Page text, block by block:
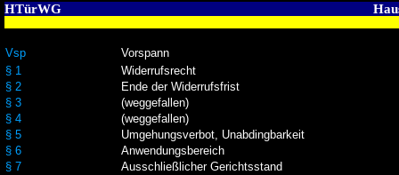
HTürWG
Vsp
Vorspann
§ 1
§ 2
§ 3
§ 4
§ 5
§ 6
§ 7
Widerrufsrecht
Ende der Widerrufsfrist
(weggefallen)
(weggefallen)
Umgehungsverbot, Unabdingbarkeit
Anwendungsbereich
Ausschließlicher Gerichtsstand